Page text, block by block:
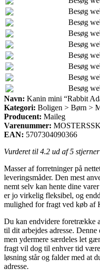
Besøg
Besøg
Besøg
Besøg
Besøg
Besøg
Besøg
Besøg
Navn: Kanin mini “Rabbit
Kategori: Boligen > Børn >
Producent: Maileg
Varenummer:
EAN: 5707304090366
Vurderet til 4.2 ud af 5
Masser af forretninger på
leveringsmåder. Den mest
nemt selv kan hente dine
er jo virkelig fleksibel, og
mulighed for fragt ved køb af
Du kan endvidere foretrække
til dit arbejdes adresse.
men ydermere særdeles let
fragt vil dog til enhver tid
løsning står og falder med at
adresse.